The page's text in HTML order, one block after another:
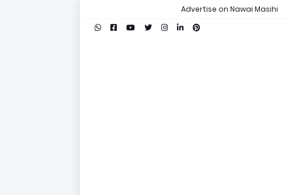
Advertise on Nawai Masihi